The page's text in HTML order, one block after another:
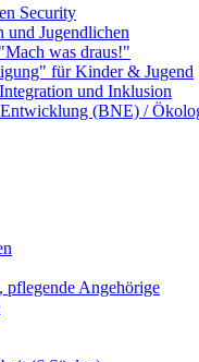
Security
Jugendlichen
was draus!"
für Kinder & Jugend
und Inklusion
(BNE) /
pflegende Angehörige